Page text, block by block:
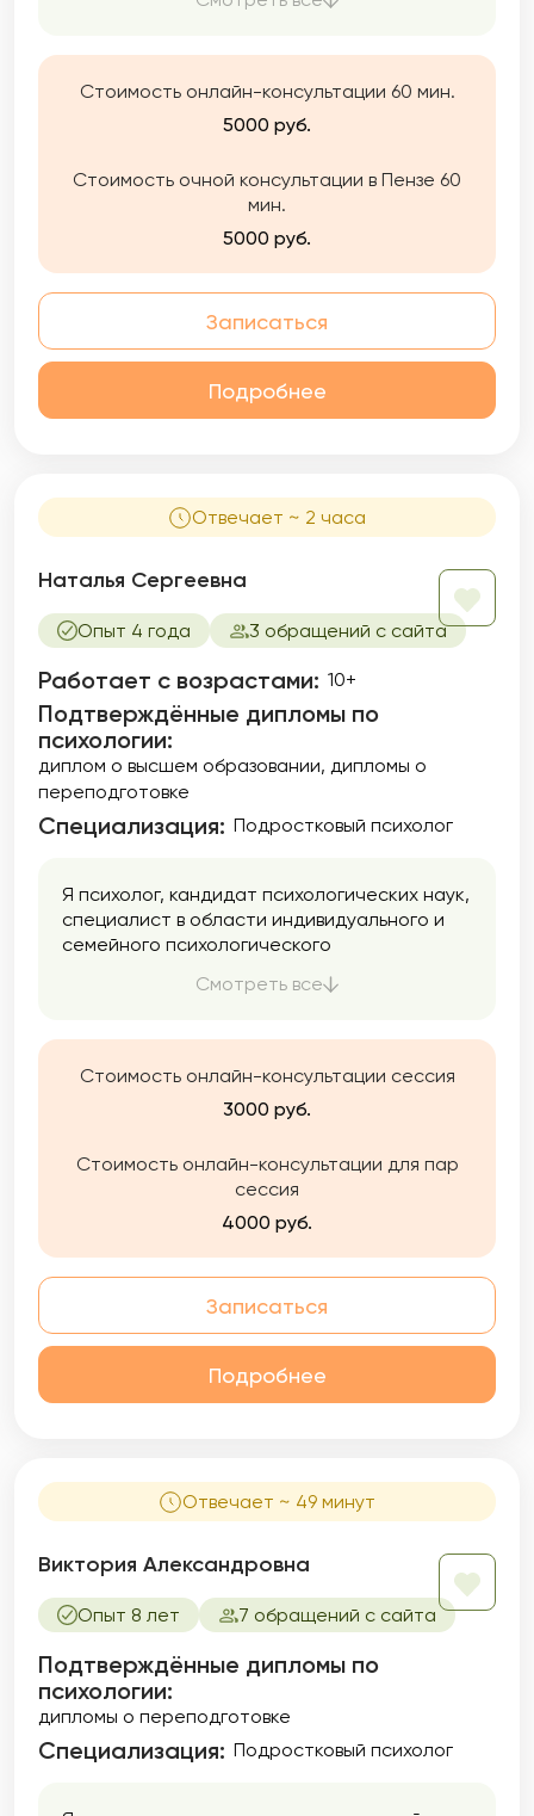
Люблю свою работу и стремлюсь в ней быть
других людей, аккуратно и бережно её
выполнять.
Стоимость онлайн-консультации 60 мин.
5000 руб.
Стоимость очной консультации в Пензе 60
мин.
5000 руб.
Записаться
Подробнее
Отвечает ~ 2 часа
Наталья Сергеевна
Опыт 4 года 3 обращений с сайта
Работает с возрастами: 10+
Подтверждённые дипломы по
психологии:
диплом о высшем образовании дипломы о
переподготовке
Специализация: Подростковый психолог
Я психолог, кандидат психологических наук,
специалист в области индивидуального и
семейного психологического
специального образования, специалист по
с детьми и взрослыми по проблемам
взаимоотношений, конфликтов,
кризисных ситуаций. Особой группой моих
родители детей с ограниченными
возможностями здоровья.
Смотреть все
Стоимость онлайн-консультации сессия
3000 руб.
Стоимость онлайн-консультации для пар
сессия
4000 руб.
Записаться
Подробнее
Отвечает ~ 49 минут
Виктория Александровна
Опыт 8 лет 7 обращений с сайта
Подтверждённые дипломы по
психологии:
дипломы о переподготовке
Специализация: Подростковый психолог